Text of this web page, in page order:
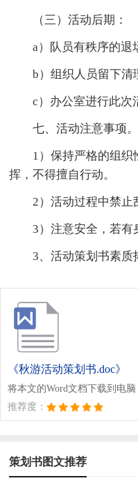
（三）活动后期：
a）队员有秩序的退
b）组织人员留下清
c）办公室进行此次
七、活动注意事项。
1）保持严格的组织
挥，不得擅自行动。
2）活动过程中禁止
3）注意安全，若有
3、活动策划书素质
《秋游活动策划书.doc》
将本文的Word文档下载到电
推荐度：
策划书图文推荐